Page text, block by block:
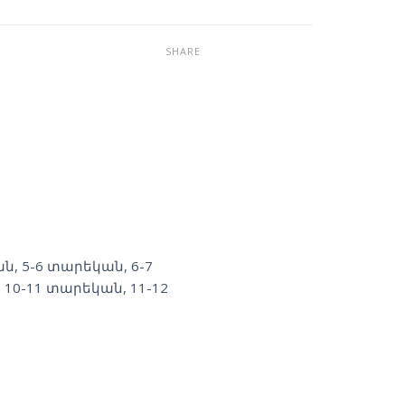
SHARE
, 5-6 տարեկան, 6-7
10-11 տարեկան, 11-12